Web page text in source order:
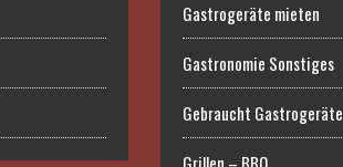
Gastrogeräte mieten
Gastronomie Sonstiges
Gebraucht Gastrogeräte